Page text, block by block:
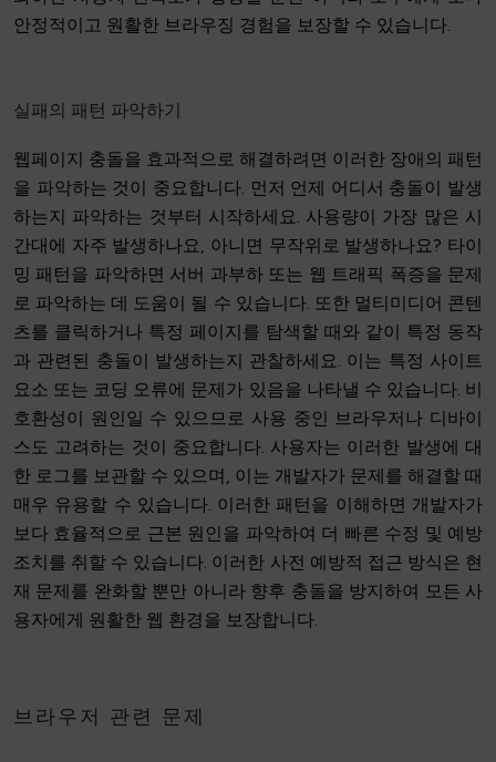
안정적이고 원활한 브라우징 경험을 보장할 수 있습니다.
실패의 패턴 파악하기
웹페이지 충돌을 효과적으로 해결하려면 이러한 장애의 패턴
을 파악하는 것이 중요합니다. 먼저 언제 어디서 충돌이 발생
하는지 파악하는 것부터 시작하세요. 사용량이 가장 많은 시
간대에 자주 발생하나요, 아니면 무작위로 발생하나요? 타이
밍 패턴을 파악하면 서버 과부하 또는 웹 트래픽 폭증을 문제
로 파악하는 데 도움이 될 수 있습니다. 또한 멀티미디어 콘텐
츠를 클릭하거나 특정 페이지를 탐색할 때와 같이 특정 동작
과 관련된 충돌이 발생하는지 관찰하세요. 이는 특정 사이트
요소 또는 코딩 오류에 문제가 있음을 나타낼 수 있습니다. 비
호환성이 원인일 수 있으므로 사용 중인 브라우저나 디바이
스도 고려하는 것이 중요합니다. 사용자는 이러한 발생에 대
한 로그를 보관할 수 있으며, 이는 개발자가 문제를 해결할 때
매우 유용할 수 있습니다. 이러한 패턴을 이해하면 개발자가
보다 효율적으로 근본 원인을 파악하여 더 빠른 수정 및 예방
조치를 취할 수 있습니다. 이러한 사전 예방적 접근 방식은 현
재 문제를 완화할 뿐만 아니라 향후 충돌을 방지하여 모든 사
용자에게 원활한 웹 환경을 보장합니다.
브라우저 관련 문제